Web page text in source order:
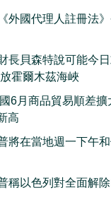
外國代理人註冊法
長貝森特說可能今
霍爾木茲海峽
6月商品貿易順差擴
高
將在當地週一下午
稱以色列對全面解